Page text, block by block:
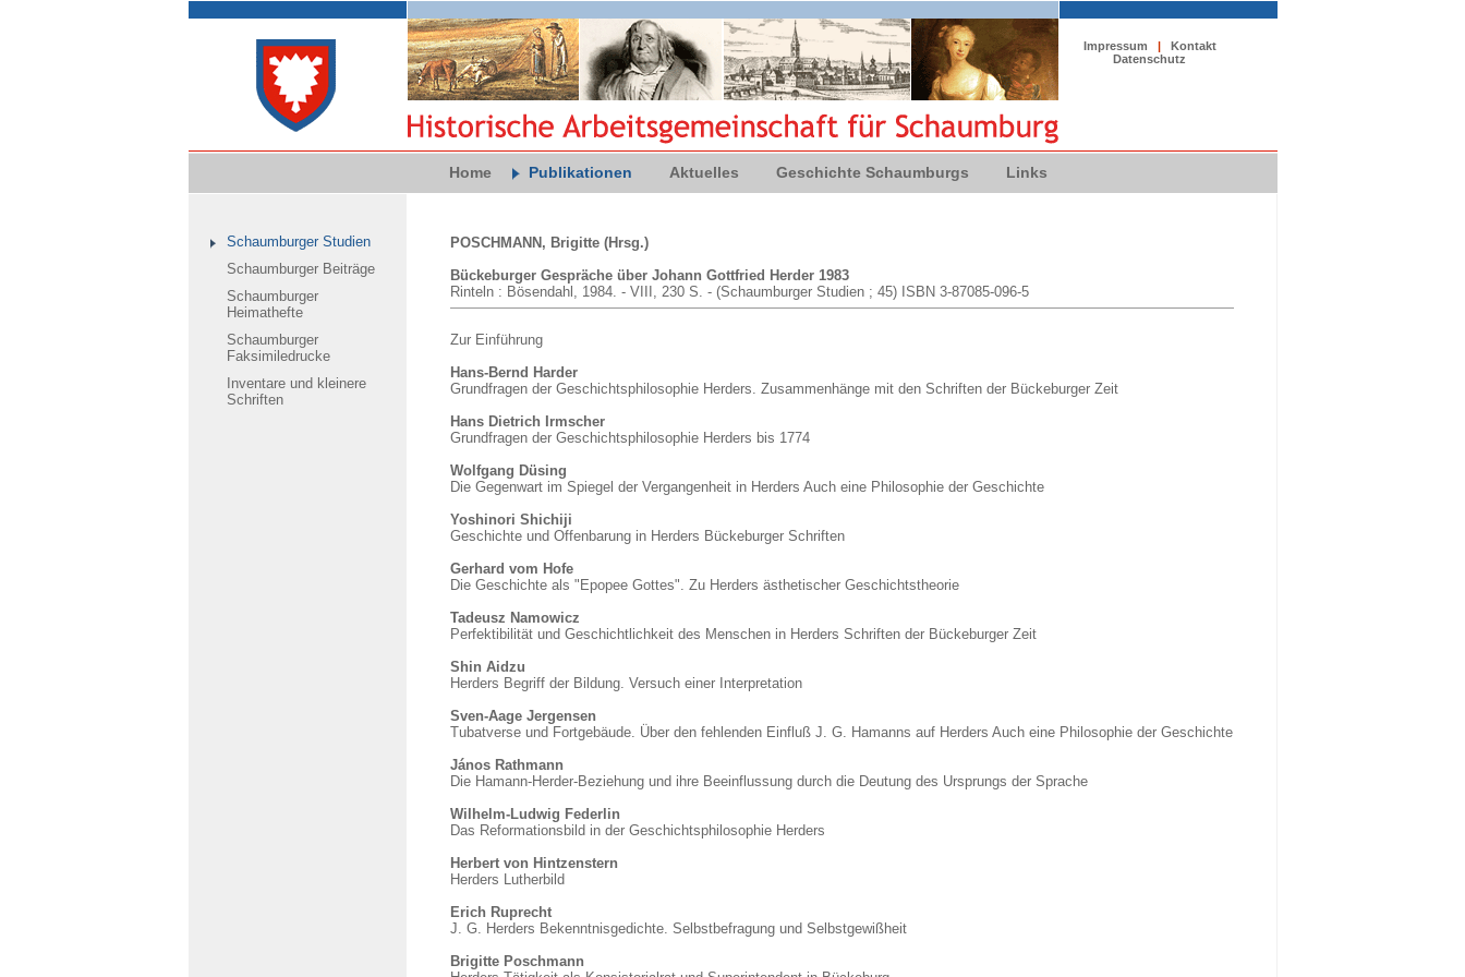
Impressum |
Kontakt
Datenschutz
Home Publikationen Aktuelles Geschichte Schaumburgs Links
Schaumburger Studien
Schaumburger Beiträge
Schaumburger
Heimathefte
Schaumburger
Faksimiledrucke
Inventare und kleinere
Schriften
POSCHMANN, Brigitte (Hrsg.)
Bückeburger Gespräche über Johann Gottfried Herder 1983
Rinteln : Bösendahl, 1984. - VIII, 230 S. - (Schaumburger Studien ; 45) ISBN 3-87085-096-5
Zur Einführung
Hans-Bernd Harder
Grundfragen der Geschichtsphilosophie Herders. Zusammenhänge mit den Schriften der Bückeburger Zeit
Hans Dietrich Irmscher
Grundfragen der Geschichtsphilosophie Herders bis 1774
Wolfgang Düsing
Die Gegenwart im Spiegel der Vergangenheit in Herders Auch eine Philosophie der Geschichte
Yoshinori Shichiji
Geschichte und Offenbarung in Herders Bückeburger Schriften
Gerhard vom Hofe
Die Geschichte als "Epopee Gottes". Zu Herders ästhetischer Geschichtstheorie
Tadeusz Namowicz
Perfektibilität und Geschichtlichkeit des Menschen in Herders Schriften der Bückeburger Zeit
Shin Aidzu
Herders Begriff der Bildung. Versuch einer Interpretation
Sven-Aage Jergensen
Tubatverse und Fortgebäude. Über den fehlenden Einfluß J. G. Hamanns auf Herders Auch eine Philosophie der Geschichte
János Rathmann
Die Hamann-Herder-Beziehung und ihre Be­einflussung durch die Deutung des Ursprungs der Sprache
Wilhelm-Ludwig Federlin
Das Reformationsbild in der Geschichtsphilosophie Herders
Herbert von Hintzenstern
Herders Lutherbild
Erich Ruprecht
J. G. Herders Bekenntnisgedichte. Selbstbefra­gung und Selbstgewißheit
Brigitte Poschmann